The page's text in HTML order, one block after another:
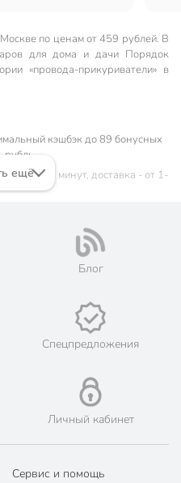
по ценам от 459 рублей. В
для дома и дачи Порядок
«провода-прикуриватели» в
кэшбэк до 89 бонусных
от 60 минут, доставка - от 1-
сделать заказ и оплатить
сети магазинов Порядок.
гипермаркета или
каждый день!
Интернет-гипермаркет
ведущих мировых
ещё
Блог
Спецпредложения
Личный кабинет
Сервис и помощь